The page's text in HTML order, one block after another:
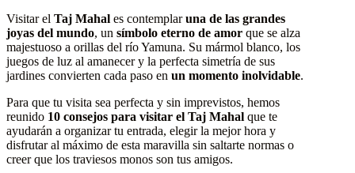
Visitar el Taj Mahal es contemplaruna de las grandes
joyas del mundo, un símbolo eterno de amor que se alza
majestuoso a orillas del río Yamuna. Su mármol blanco, los
juegos de luz al amanecer y la perfecta simetría de sus
jardines convierten cada paso en un momento inolvidable.
Para que tu visita sea perfecta y sin imprevistos, hemos
reunido 10 consejos para visitar el Taj Mahal que te
ayudarán a organizar tu entrada, elegir la mejor hora y
disfrutar al máximo de esta maravilla sin saltarte normas o
creer que los traviesos monos son tus amigos.